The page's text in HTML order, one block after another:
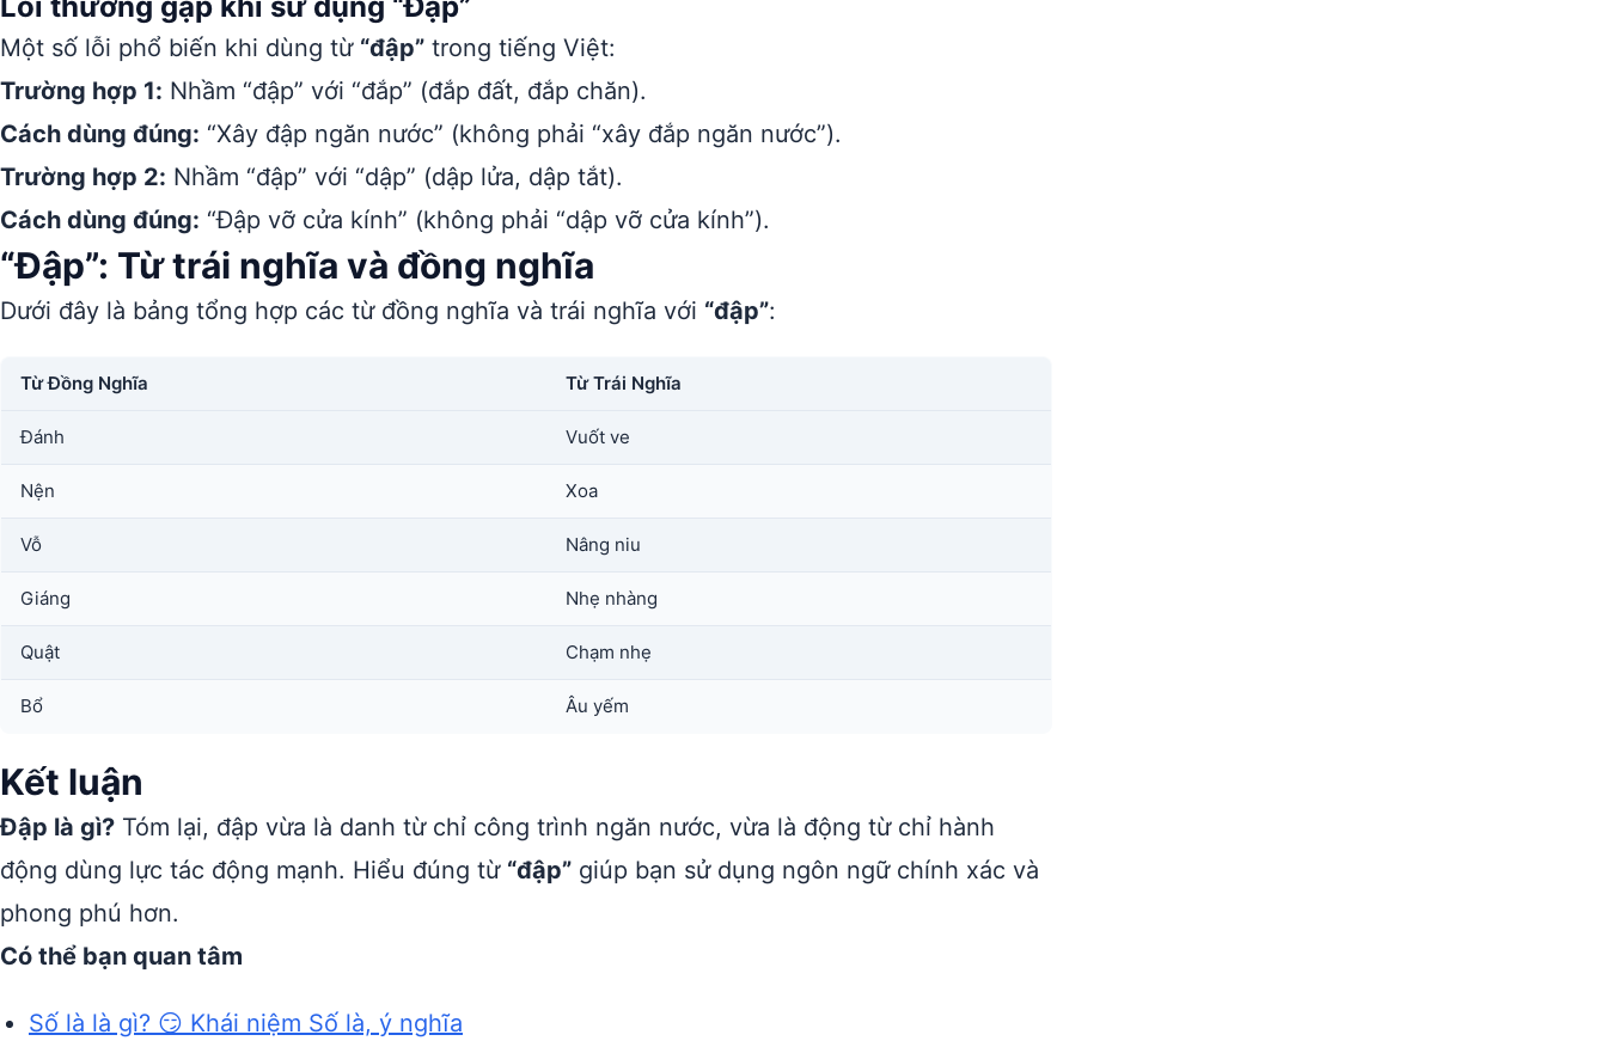
Một số lỗi phổ biến khi dùng từ “đập” trong tiếng Việt:
Trường hợp 1: Nhầm “đập” với “đắp” (đắp đất, đắp chăn).
Cách dùng đúng: “Xây đập ngăn nước” (không phải “xây đắp ngăn nước”).
Trường hợp 2: Nhầm “đập” với “dập” (dập lửa, dập tắt).
Cách dùng đúng: “Đập vỡ cửa kính” (không phải “dập vỡ cửa kính”).
“Đập”: Từ trái nghĩa và đồng nghĩa
Dưới đây là bảng tổng hợp các từ đồng nghĩa và trái nghĩa với “đập”:
Từ Đồng Nghĩa Từ Trái Nghĩa
Đánh Vuốt ve
Nện Xoa
Vỗ Nâng niu
Giáng Nhẹ nhàng
Quật Chạm nhẹ
Bổ Âu yếm
Kết luận
Đập là gì? Tóm lại, đập vừa là danh từ chỉ công trình ngăn nước, vừa là động từ chỉ hành
động dùng lực tác động mạnh. Hiểu đúng từ “đập” giúp bạn sử dụng ngôn ngữ chính xác và
phong phú hơn.
Có thể bạn quan tâm
Số là là gì? 😏 Khái niệm Số là, ý nghĩa